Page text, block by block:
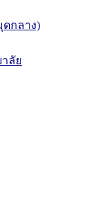
กลาง)
ลัย